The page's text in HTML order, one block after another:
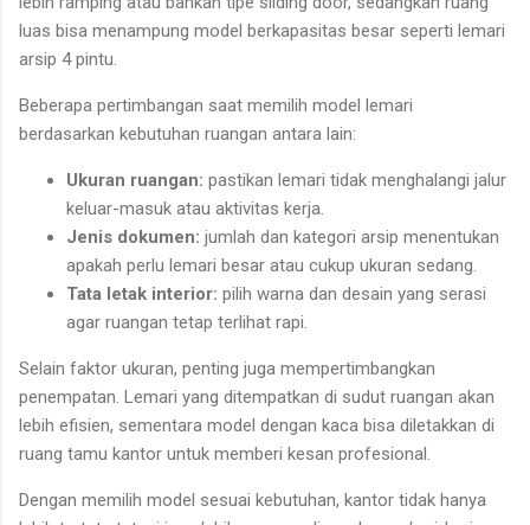
luas bisa menampung model berkapasitas besar seperti lemari
arsip 4 pintu.
Beberapa pertimbangan saat memilih model lemari
berdasarkan kebutuhan ruangan antara lain:
Ukuran ruangan: pastikan lemari tidak menghalangi jalur
keluar-masuk atau aktivitas kerja.
Jenis dokumen: jumlah dan kategori arsip menentukan
apakah perlu lemari besar atau cukup ukuran sedang.
Tata letak interior: pilih warna dan desain yang serasi
agar ruangan tetap terlihat rapi.
Selain faktor ukuran, penting juga mempertimbangkan
penempatan. Lemari yang ditempatkan di sudut ruangan akan
lebih efisien, sementara model dengan kaca bisa diletakkan di
ruang tamu kantor untuk memberi kesan profesional.
Dengan memilih model sesuai kebutuhan, kantor tidak hanya